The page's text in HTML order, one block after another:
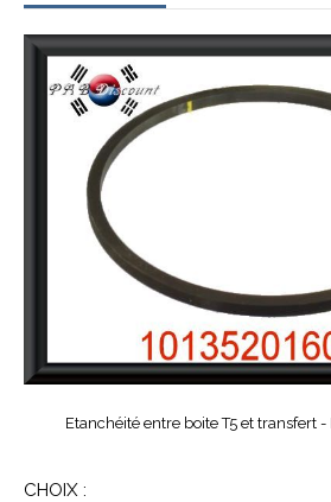
Etanchéité entre boite T5 et transfert -
CHOIX :